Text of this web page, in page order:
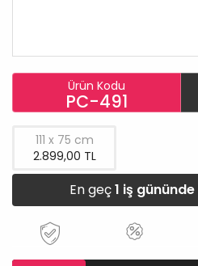
Ürün Kodu
PC-491
111 x 75 cm
2.899,00 TL
En geç1 iş gününde